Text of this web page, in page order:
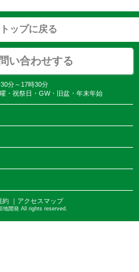
ップに戻る
い合わせする
分～17時30分
・祝祭日・GW・旧盆・年末年始
約｜ アクセスマップ
地開発 All rights reserved.